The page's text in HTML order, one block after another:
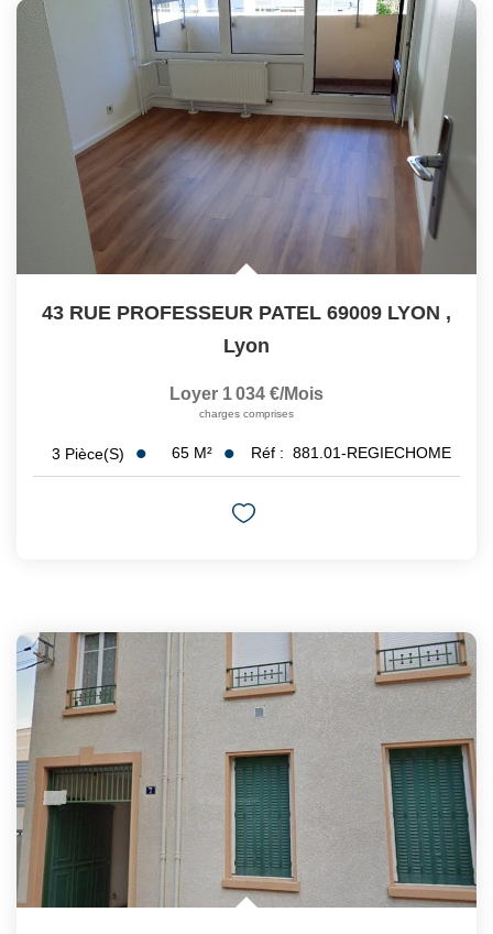
43 RUE PROFESSEUR PATEL 69009 LYON ,
Lyon
Loyer 1 034 €/mois
charges comprises
3 Pièce(s) 65 M² Réf : 881.01-REGIECHOME